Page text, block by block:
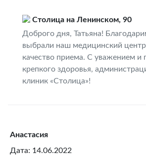
Столица на Ленинском, 90
Доброго дня, Татьяна!
выбрали наш медицинский
качество приема. С уважением и
крепкого здоровья,
клиник «Столица»!
Анастасия
Дата: 14.06.2022